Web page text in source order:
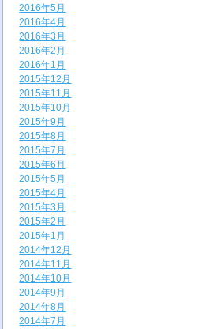
2016年5月
2016年4月
2016年3月
2016年2月
2016年1月
2015年12月
2015年11月
2015年10月
2015年9月
2015年8月
2015年7月
2015年6月
2015年5月
2015年4月
2015年3月
2015年2月
2015年1月
2014年12月
2014年11月
2014年10月
2014年9月
2014年8月
2014年7月